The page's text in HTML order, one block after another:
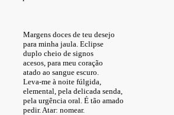
Margens doces de teu desejo
para minha jaula. Eclipse
duplo cheio de signos
acesos, para meu coração
atado ao sangue escuro.
Leva-me à noite fúlgida,
elemental, pela delicada senda,
pela urgência oral. É tão amado
pedir. Atar: nomear.